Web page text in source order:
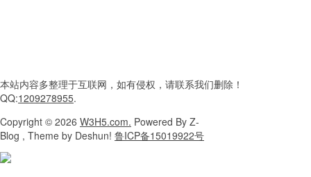
本站内容多整理于互联网， 如有侵权，请联系我们删除！
QQ:1209278955.
Copyright © 2026 W3H5.com. Powered By Z-
Blog , Theme by Deshun! 鲁ICP备15019922号